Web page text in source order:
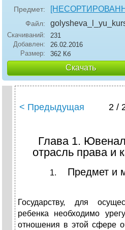
Предмет:
Файл:
Скачиваний:
231
Добавлен:
26.02.2016
Размер:
362 Кб
Скачать
< Предыдущая 2 /
Глава 1.
отрасль права и
Предмет и
Государству, для
ребенка необходимо
отношения в этой сфере